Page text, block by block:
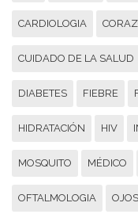
CARDIOLOGIA
CUIDADO DE LA SALUD
DIABETES FIEBRE
HIDRATACIÓN HIV
MOSQUITO MÉDICO
OFTALMOLOGIA OJOS